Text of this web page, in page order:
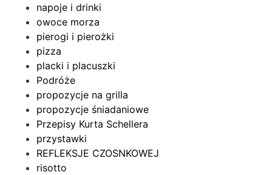
napoje i drinki
owoce morza
pierogi i pierożki
pizza
placki i placuszki
Podróże
propozycje na grilla
propozycje śniadaniowe
Przepisy Kurta Schellera
przystawki
REFLEKSJE CZOSNKOWEJ
risotto